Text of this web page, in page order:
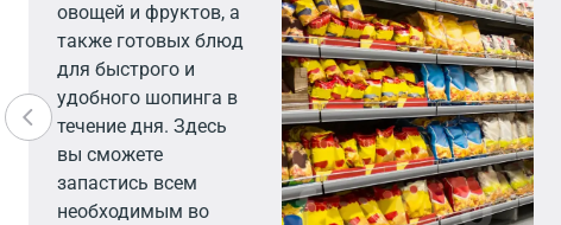
овощей и фруктов, а
также готовых блюд
для быстрого и
удобного шопинга в
течение дня. Здесь
вы сможете
запастись всем
необходимым во